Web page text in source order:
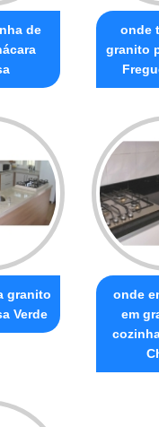
de
onde
granito
granito
Verde
onde
em